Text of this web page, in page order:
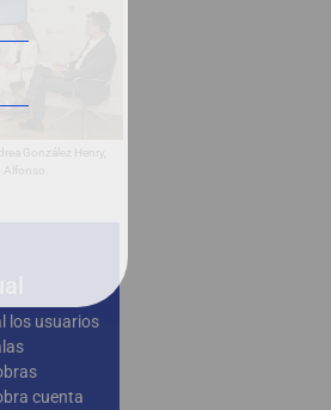
González Henry,
Alfonso.
los usuarios
cuenta